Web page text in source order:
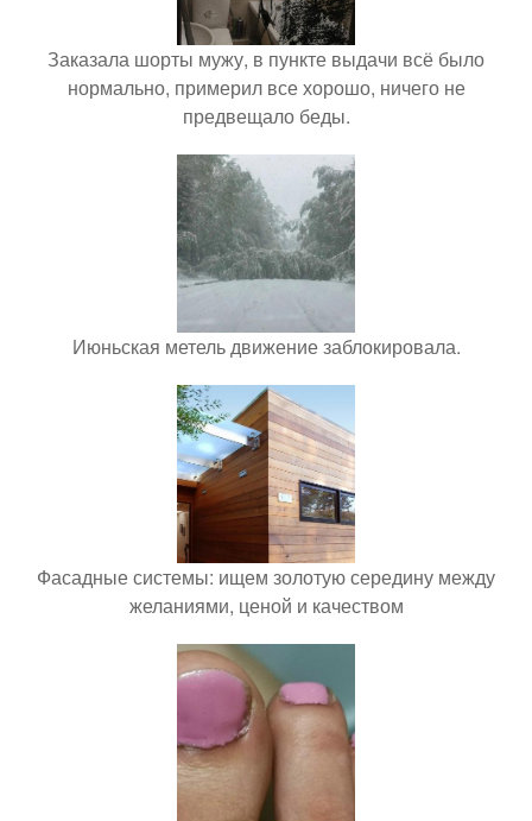
Заказала шорты мужу, в пункте выдачи всё было
нормально, примерил все хорошо, ничего не
предвещало беды.
Июньская метель движение заблокировала.
Фасадные системы: ищем золотую середину между
желаниями, ценой и качеством